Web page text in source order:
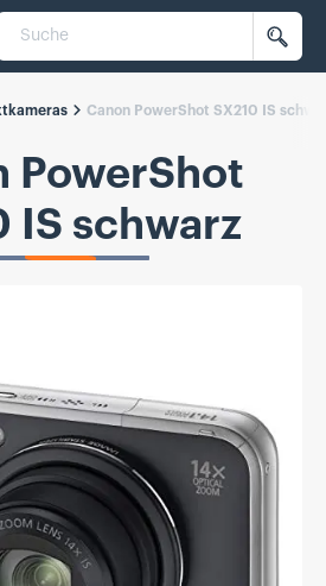
Suche
Canon PowerShot SX210 IS
PowerShot
IS schwarz